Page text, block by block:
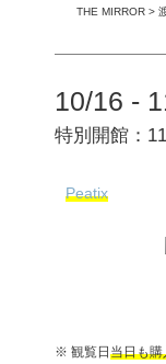
THE MIRROR >
10/16 -
特別開館：
Peatix
※ 観覧日 当日も購